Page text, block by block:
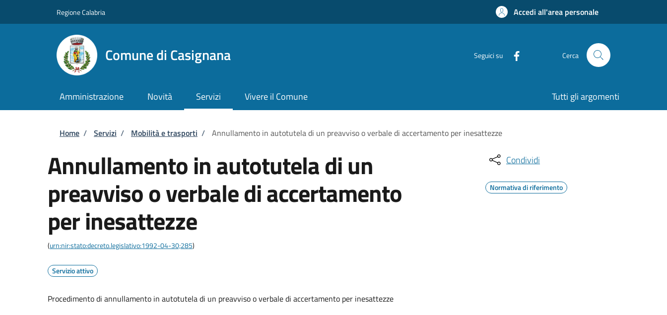
Regione Calabria Accedi all'area personale
Comune di Casignana Seguici su Cerca
Amministrazione Novità Servizi Vivere il Comune Tutti gli argomenti
Briciole di pane
Home / Servizi / Mobilità e trasporti / Annullamento in autotutela di un preavviso o verbale di accertamento per inesattezze
Annullamento in autotutela di un
preavviso o verbale di accertamento
per inesattezze
(urn:nir:stato:decreto.legislativo:1992-04-30;285)
Servizio attivo
Procedimento di annullamento in autotutela di un preavviso o verbale di accertamento per inesattezze
Condividi
Normativa di riferimento